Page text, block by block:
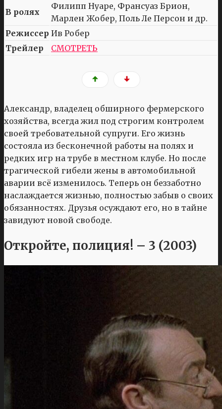
В ролях
Филипп Нуаре, Франсуаз Брион,
Марлен Жобер, Поль Ле Персон и др.
Режиссер Ив Робер
Трейлер
СМОТРЕТЬ
Александр, владелец обширного фермерского
хозяйства, всегда жил под строгим контролем
своей требовательной супруги. Его жизнь
состояла из бесконечной работы на полях и
редких игр на трубе в местном клубе. Но после
трагической гибели жены в автомобильной
аварии всё изменилось. Теперь он беззаботно
наслаждается жизнью, полностью забыв о своих
обязанностях. Друзья осуждают его, но в тайне
завидуют новой свободе.
Откройте, полиция! – 3 (2003)